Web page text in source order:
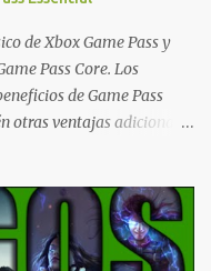
Ofertas - México
Todas las ofertas de
excepción de los jue...
de Xbox Game Pass y
Pass Core. Los
de Game Pass
otras ventajas adicionales
desbloqueo de
monedas virtuales y
ventajas se pueden